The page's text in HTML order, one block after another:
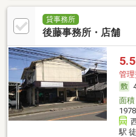
貸事務所
後藤事務所・店舗
管
面積
駅